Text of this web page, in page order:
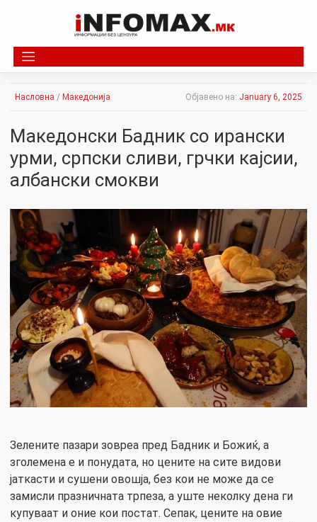
Насловна / Македонија Објавено на: January 6, 2025
Македонски Бадник со ирански
урми, српски сливи, грчки кајсии,
албански смокви
Зелените пазари зовреа пред Бадник и Божиќ, а
зголемена е и понудата, но цените на сите видови
јаткасти и сушени овошја, без кои не може да се
замисли празничната трпеза, а уште неколку дена ги
купуваат и оние кои постат. Сепак, цените на овие